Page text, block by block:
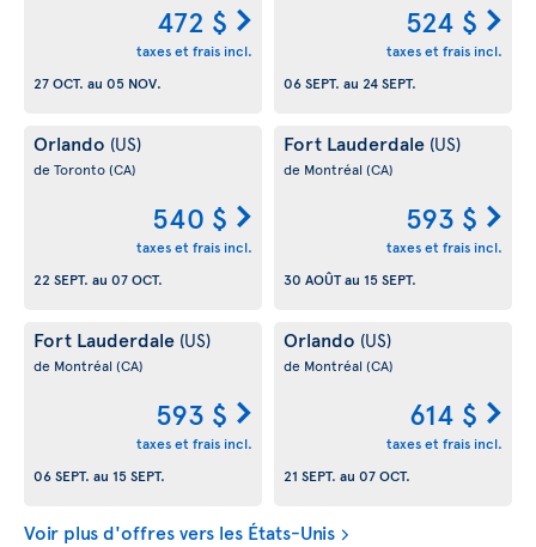
472 $
taxes et frais incl.
27 OCT. au 05 NOV.
524 $
taxes et frais incl.
06 SEPT. au 24 SEPT.
Orlando (US)
de Toronto(CA)
540 $
taxes et frais incl.
22 SEPT. au 07 OCT.
Fort Lauderdale (US)
de Montréal (CA)
593 $
taxes et frais incl.
30 AOÛTau 15 SEPT.
Fort Lauderdale (US)
de Montréal (CA)
593 $
taxes et frais incl.
06 SEPT. au 15 SEPT.
Orlando (US)
de Montréal (CA)
614 $
taxes et frais incl.
21 SEPT. au 07 OCT.
Voir plus d'offres vers les États-Unis